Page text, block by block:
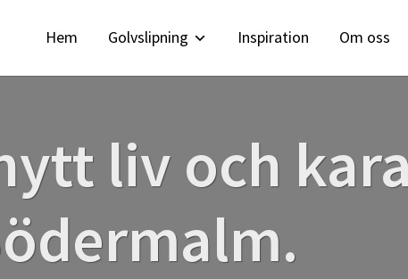
Hem Golvslipning Inspiration Om oss
liv och